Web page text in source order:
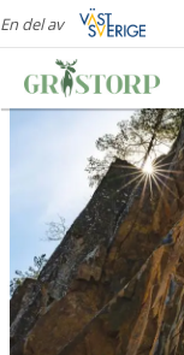
En del av